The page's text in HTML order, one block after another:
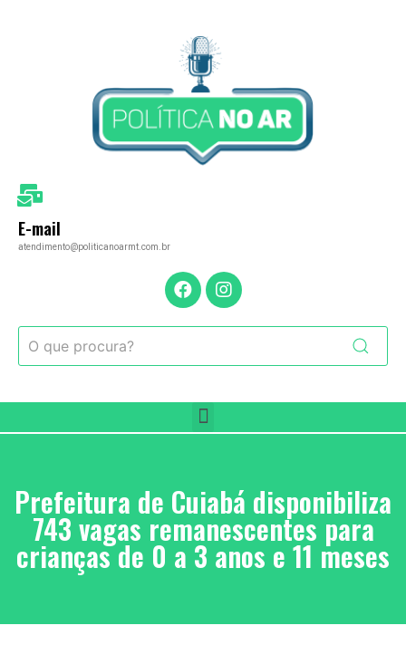
E-mail
atendimento@politicanoarmt.com.br
Prefeitura de Cuiabá disponibiliza
743 vagas remanescentes para
crianças de 0 a 3 anos e 11 meses